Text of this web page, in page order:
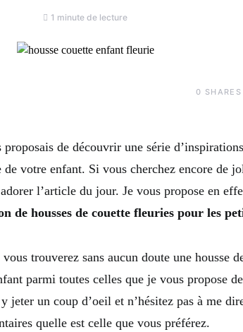
1 minute de lecture
0 SHARES
de découvrir une série
votre enfant. Si vous cherchez encore de
l’article du jour. Je vous propose en
de housses de couette fleuries pour les
trouverez sans aucun doute une housse
parmi toutes celles que je vous propose
jeter un coup d’oeil et n’hésitez pas à me
quelle est celle que vous préférez.